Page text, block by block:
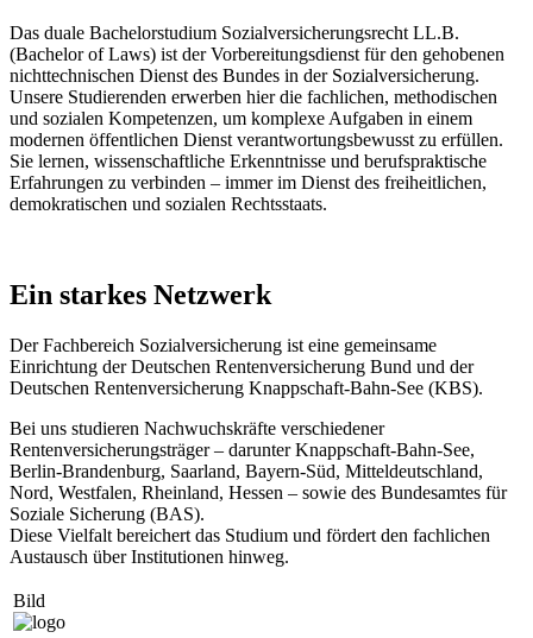
Das duale Bachelorstudium Sozialversicherungsrecht LL.B.
(Bachelor of Laws) ist der Vorbereitungsdienst für den gehobenen
nichttechnischen Dienst des Bundes in der Sozialversicherung.
Unsere Studierenden erwerben hier die fachlichen, methodischen
und sozialen Kompetenzen, um komplexe Aufgaben in einem
modernen öffentlichen Dienst verantwortungsbewusst zu erfüllen.
Sie lernen, wissenschaftliche Erkenntnisse und berufspraktische
Erfahrungen zu verbinden – immer im Dienst des freiheitlichen,
demokratischen und sozialen Rechtsstaats.
Ein starkes Netzwerk
Der Fachbereich Sozialversicherung ist eine gemeinsame
Einrichtung der Deutschen Rentenversicherung Bund und der
Deutschen Rentenversicherung Knappschaft-Bahn-See (KBS).
Bei uns studieren Nachwuchskräfte verschiedener
Rentenversicherungsträger – darunter Knappschaft-Bahn-See,
Berlin-Brandenburg, Saarland, Bayern-Süd, Mitteldeutschland,
Nord, Westfalen, Rheinland, Hessen – sowie des Bundesamtes für
Soziale Sicherung (BAS).
Diese Vielfalt bereichert das Studium und fördert den fachlichen
Austausch über Institutionen hinweg.
Bild